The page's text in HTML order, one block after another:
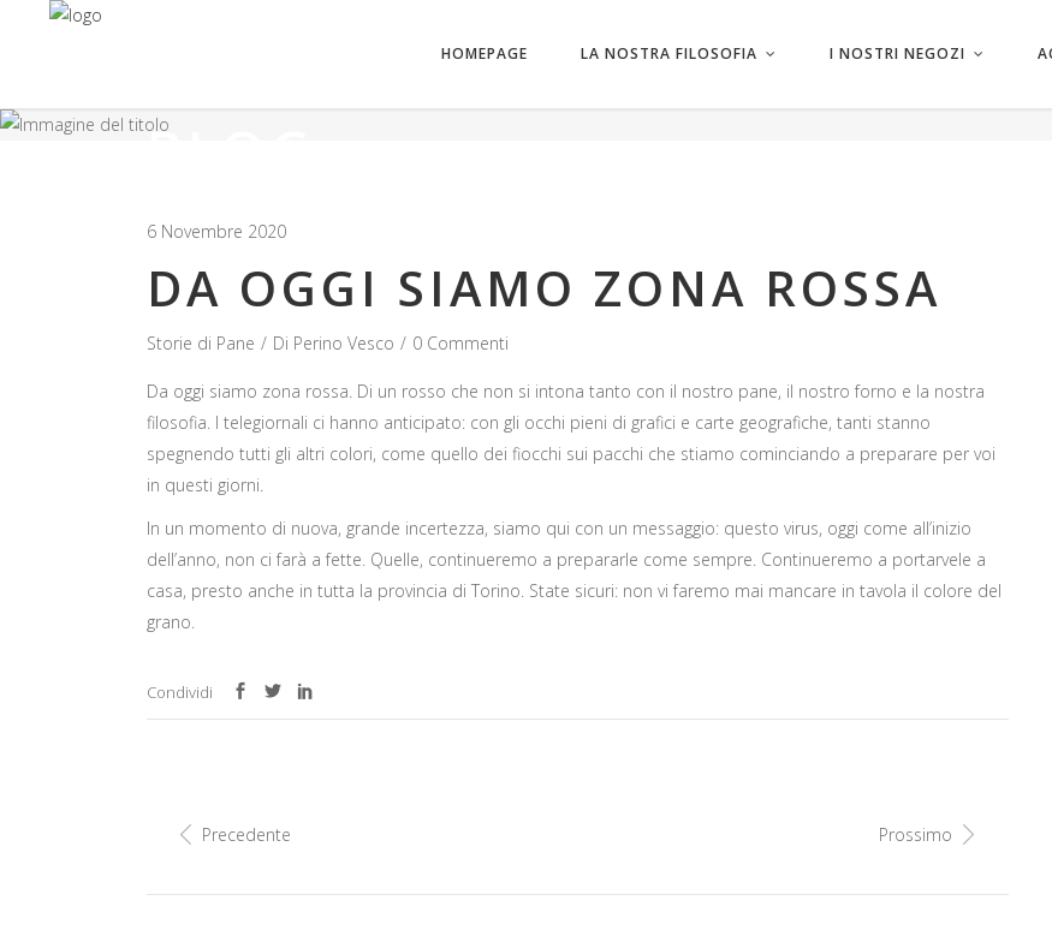
HOMEPAGE LA NOSTRA FILOSOFIA I NOSTRI NEGOZI
Nessun
BLOG
6 Novembre 2020
DA OGGI SIAMO ZONA ROSSA
Storie di Pane Di Perino Vesco 0 Commenti
Da oggi siamo zona rossa. Di un rosso che non si intona tanto con il nostro pane, il nostro forno e la nostra
filosofia. I telegiornali ci hanno anticipato: con gli occhi pieni di grafici e carte geografiche, tanti stanno
spegnendo tutti gli altri colori, come quello dei fiocchi sui pacchi che stiamo cominciando a preparare per voi
in questi giorni.
In un momento di nuova, grande incertezza, siamo qui con un messaggio: questo virus, oggi come all’inizio
dell’anno, non ci farà a fette. Quelle, continueremo a prepararle come sempre. Continueremo a portarvele a
casa, presto anche in tutta la provincia di Torino. State sicuri: non vi faremo mai mancare in tavola il colore del
grano.
Condividi
Precedente Prossimo